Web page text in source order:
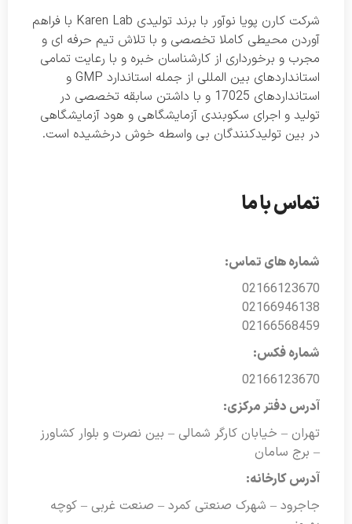
تماس با ما
شماره های تماس:
02166123670
02166946138
02166568459
شماره فکس:
02166123670
آدرس دفتر مرکزی:
تهران – خیابان کارگر شمالی – بین نصرت و بلوار کشاورز
– برج سامان
آدرس کارخانه:
جاجرود – شهرک صنعتی کمرد – صنعت غربی – کوچه
شرکت کارن پویا نوآور با برند تولیدی Karen Lab با فراهم
آوردن محیطی کاملا تخصصی و با تلاش تیم حرفه ای و
مجرب و برخورداری از کارشناسان خبره و با رعایت تمامی
استانداردهای بین المللی از جمله استاندارد GMP و
استانداردهای 17025 و با داشتن سابقه تخصصی در
تولید و اجرای سکوبندی آزمایشگاهی و هود آزمایشگاهی
در بین تولیدکنندگان بی واسطه خوش درخشیده است.